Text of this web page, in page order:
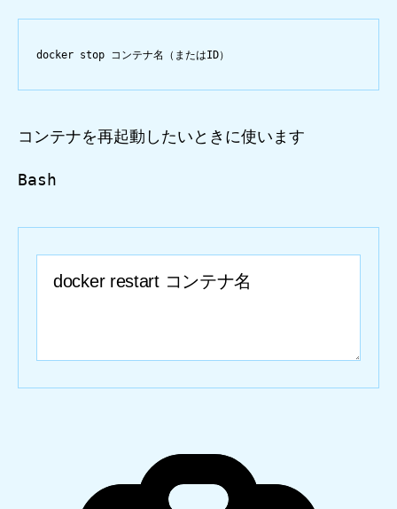
docker stop コンテナ名（またはID）
コンテナを再起動したいときに使います
Bash